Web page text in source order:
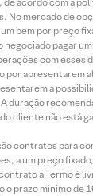
No mercado de
bem por preço
pagar
com esses
por apresentarem
a
duração
cliente não está
contratos para
a um preço
a Termo é
prazo mínimo de